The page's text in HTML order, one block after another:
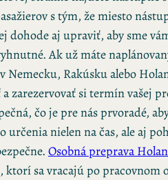
s tým, že miesto
dohode aj upraviť, aby sme
Ak už máte
Nemecku, Rakúsku alebo
zarezervovať si termín vašej
čo je pre nás prvoradé,
určenia nielen na čas, ale aj
Osobná preprava
ktorí sa vracajú po pracovnom